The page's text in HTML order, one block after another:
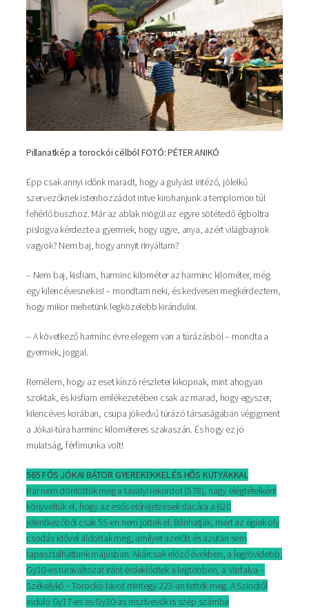
Pillanatkép a torockói célból FOTÓ: PÉTER ANIKÓ
Épp csak annyi időnk maradt, hogy a gulyást intéző, jólelkű
szervezőknek istenhozzádot intve kirohanjunk a templomon túl
fehérlő buszhoz. Már az ablak mögül az egyre sötétedő égboltra
pislogva kérdezte a gyermek, hogy ugye, anya, azért világbajnok
vagyok? Nem baj, hogy annyit rinyáltam?
– Nem baj, kisfiam, harminc kilométer az harminc kilométer, még
egy kilencévesnek is! – mondtam neki, és kedvesen megkérdeztem,
hogy mikor mehetünk legközelebb kirándulni.
– A következő harminc évre elegem van a túrázásból – mondta a
gyermek, joggal.
Remélem, hogy az eset kínzó részletei kikopnak, mint ahogyan
szoktak, és kisfiam emlékezetében csak az marad, hogy egyszer,
kilencéves korában, csupa jókedvű túrázó társaságában végigment
a Jókai-túra harminc kilométeres szakaszán. És hogy ez jó
mulatság, férfimunka volt!
565 FŐS JÓKAI BÁTOR GYEREKEKKEL ÉS HŐS KUTYÁKKAL
Bár nem döntöttük meg a tavalyi rekordot (578), nagy elégtételként
könyveltük el, hogy az esős előrejelzések dacára a 620
jelentkezőből csak 55-en nem jöttek el. Bánhatják, mert az égiek oly
csodás idővel áldottak meg, amilyet azelőtt és azután sem
tapasztalhattunk májusban. Akárcsak előző években, a legrövidebb,
Gy10-es túraváltozat iránt érdeklődtek a legtöbben, a Várfalva –
Székelykő – Torockó távot mintegy 223-an tették meg. A Szindről
induló Gy17-es és Gy30-as résztvevők is szép számba